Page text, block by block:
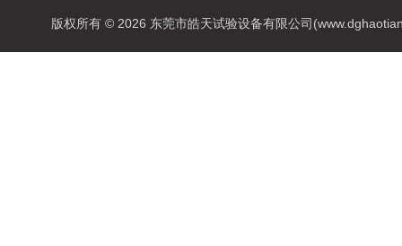
版权所有 © 2026 东莞市皓天试验设备有限公司